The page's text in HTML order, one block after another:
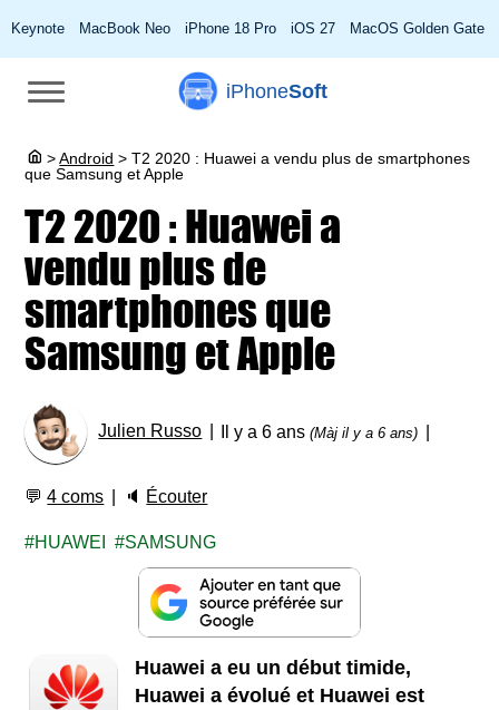
Keynote MacBook Neo iPhone 18 Pro iOS 27 MacOS Golden Gate
iPhoneSoft
> Android > T2 2020 : Huawei a vendu plus de smartphones
que Samsung et Apple
T2 2020 : Huawei a
vendu plus de
smartphones que
Samsung et Apple
Julien Russo Il y a 6 ans(Màj il y a 6 ans)
💬4 coms 🔈 Écouter
HUAWEI SAMSUNG
Huawei a eu un début timide,
Huawei a évolué et Huawei est